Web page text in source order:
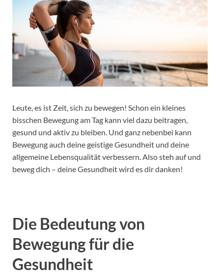
Leute, es ist Zeit, sich zu bewegen! Schon ein kleines
bisschen Bewegung am Tag kann viel dazu beitragen,
gesund und aktiv zu bleiben. Und ganz nebenbei kann
Bewegung auch deine geistige Gesundheit und deine
allgemeine Lebensqualität verbessern. Also steh auf und
beweg dich – deine Gesundheit wird es dir danken!
Die Bedeutung von
Bewegung für die
Gesundheit